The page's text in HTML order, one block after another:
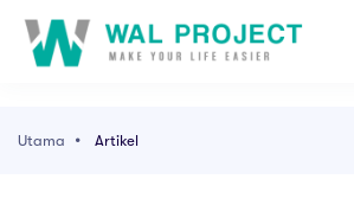
Utama Artikel